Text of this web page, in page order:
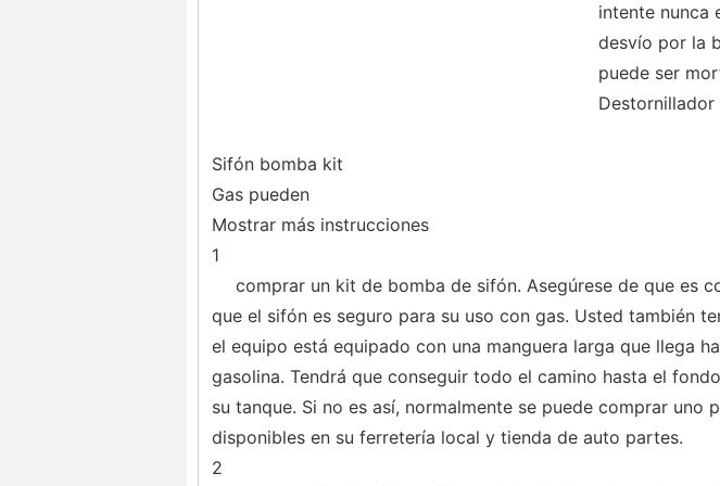
intente nunca
desvío por la
puede ser
Destornillador
Sifón bomba kit
Gas pueden
Mostrar más instrucciones
1
comprar un kit de bomba de sifón. Asegúrese de que es
que el sifón es seguro para su uso con gas. Usted también
el equipo está equipado con una manguera larga que llega
gasolina. Tendrá que conseguir todo el camino hasta el
su tanque. Si no es así, normalmente se puede comprar uno
disponibles en su ferretería local y tienda de auto partes.
2